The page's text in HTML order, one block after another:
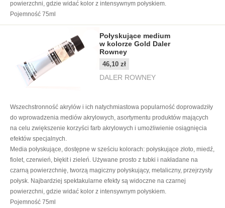
powierzchni, gdzie widać kolor z intensywnym połyskiem.
Pojemność 75ml
Połyskujące medium
w kolorze Gold Daler
Rowney
46,10 zł
DALER ROWNEY
Wszechstronność akrylów i ich natychmiastowa popularność doprowadziły
do wprowadzenia mediów akrylowych, asortymentu produktów mających
na celu zwiększenie korzyści farb akrylowych i umożliwienie osiągnięcia
efektów specjalnych.
Media połyskujące, dostępne w sześciu kolorach: połyskujące złoto, miedź,
fiolet, czerwień, błękit i zieleń. Używane prosto z tubki i nakładane na
czarną powierzchnię, tworzą magiczny połyskujący, metaliczny, przejrzysty
połysk. Najbardziej spektakularne efekty są widoczne na czarnej
powierzchni, gdzie widać kolor z intensywnym połyskiem.
Pojemność 75ml